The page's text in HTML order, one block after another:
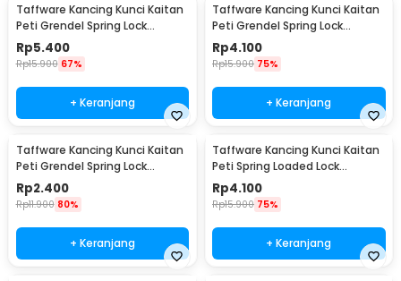
Taffware Kancing Kunci Kaitan
Peti Grendel Spring Lock
Stainless Steel L - J107
Rp5.400
Rp15.900 67%
+ Keranjang
Taffware Kancing Kunci Kaitan
Peti Grendel Spring Lock
Stainless Steel M - J107
Rp4.100
Rp15.900 75%
+ Keranjang
Taffware Kancing Kunci Kaitan
Peti Grendel Spring Lock
Stainless Steel S - J107
Rp2.400
Rp11.900 80%
+ Keranjang
Taffware Kancing Kunci Kaitan
Peti Spring Loaded Lock
Stainless Steel M - J108
Rp4.100
Rp15.900 75%
+ Keranjang